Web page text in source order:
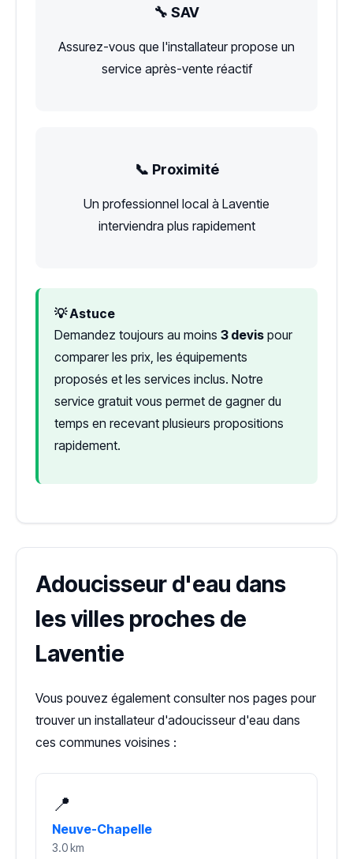
🔧 SAV
Assurez-vous que l'installateur propose un
service après-vente réactif
📞 Proximité
Un professionnel local à Laventie
interviendra plus rapidement
💡 Astuce
Demandez toujours au moins 3 devis pour
comparer les prix, les équipements
proposés et les services inclus. Notre
service gratuit vous permet de gagner du
temps en recevant plusieurs propositions
rapidement.
Adoucisseur d'eau dans
les villes proches de
Laventie
Vous pouvez également consulter nos pages pour
trouver un installateur d'adoucisseur d'eau dans
ces communes voisines :
📍
Neuve-Chapelle
3.0 km